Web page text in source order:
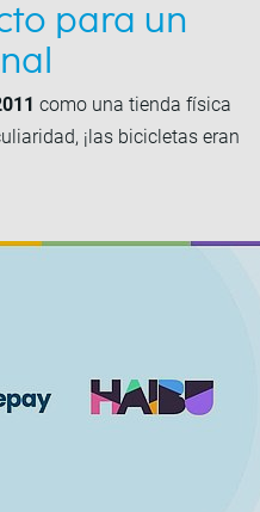
para un
como una tienda física
¡las bicicletas eran